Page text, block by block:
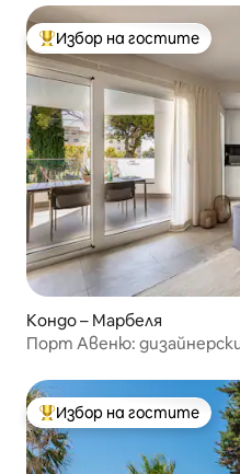
Най-популярен избор на
Избор на гостите
Кондо – Марбеля
Порт Авеню:
Най-популярен избор на
Избор на гостите